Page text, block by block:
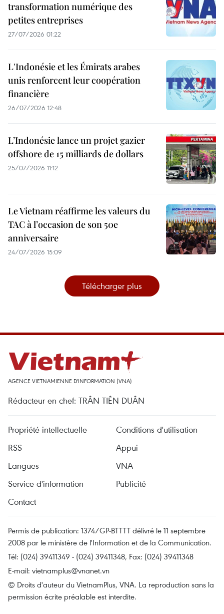
transformation numérique des
petites entreprises
27/07/2026 01:22
L'Indonésie et les Émirats arabes
unis renforcent leur coopération
financière
26/07/2026 12:48
L’Indonésie lance un projet gazier
offshore de 15 milliards de dollars
25/07/2026 11:12
Le Vietnam réaffirme les valeurs du
TAC à l’occasion de son 50e
anniversaire
24/07/2026 15:09
Télécharger plus
AGENCE VIETNAMIENNE D'INFORMATION (VNA)
Rédacteur en chef: TRÂN TIÊN DUÂN
Propriété intellectuelle
Conditions d'utilisation
RSS
Appui
Langues
VNA
Service d'information
Publicité
Contact
Permis de publication: 1374/GP-BTTTT délivré le 11 septembre
2008 par le ministère de l'Information et de la Communication.
Tél: (024) 39411349 - (024) 39411348, Fax: (024) 39411348
E-mail: vietnamplus@vnanet.vn
© Droits d'auteur du VietnamPlus, VNA. La reproduction sans la
permission écrite préalable est interdite.